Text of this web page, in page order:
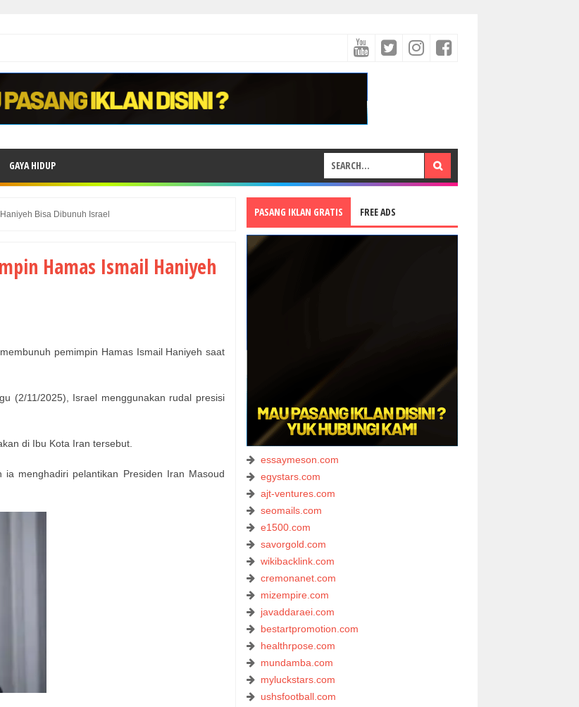
GAYA HIDUP
Bisa Dibunuh Israel
Hamas Ismail Haniyeh
pemimpin Hamas Ismail Haniyeh saat
(2/11/2025), Israel menggunakan rudal presisi
di Ibu Kota Iran tersebut.
menghadiri pelantikan Presiden Iran Masoud
PASANG IKLAN GRATIS FREE ADS
essaymeson.com
egystars.com
ajt-ventures.com
seomails.com
e1500.com
savorgold.com
wikibacklink.com
cremonanet.com
mizempire.com
javaddaraei.com
bestartpromotion.com
healthrpose.com
mundamba.com
myluckstars.com
ushsfootball.com